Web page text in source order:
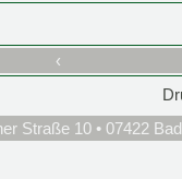
‹
Straße 10 • 07422